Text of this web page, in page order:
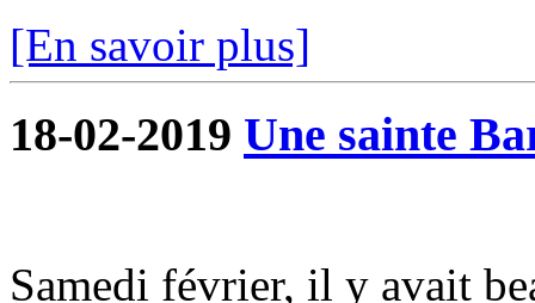
[En savoir plus]
18-02-2019 Une sainte
Samedi février, il y avait